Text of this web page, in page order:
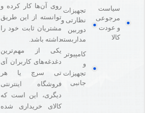
سیاست
مرجوعی
و عودت
کالا
تجهیزات
نظارتی و
دوربین
مداربسته
کامپیوتر
و
تجهیزات
جانبی
روی آن‌ها کار کرده و
توانسته از این طریق
مشتریان ثابت خود را
داشته باشد.
یکی از مهم‌ترین
دغدغه‌های کاربران آی
تی سرچ یا هر
فروشگاه‌ اینترنتی
دیگری، این است که
کالای خریداری شده